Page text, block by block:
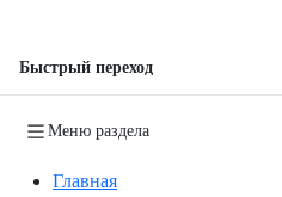
Быстрый переход
Меню раздела
Главная